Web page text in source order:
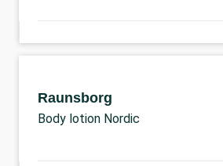
Raunsborg
Body lotion Nordic